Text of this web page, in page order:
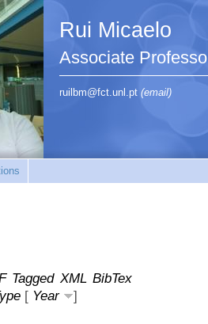
Rui Micaelo
Associate
ruilbm@fct.unl.pt (email)
Tagged XML BibTex
[ Year ]